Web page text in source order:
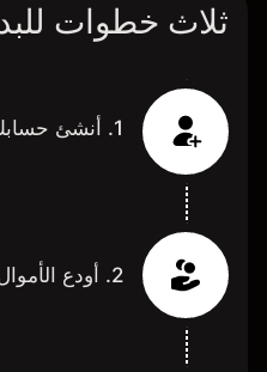
ثلاث خطوات
1. أنشئ حسابك (وفقًا لمعايير الأهلية)
2. أودع الأموال بالشروط التي تناسبك